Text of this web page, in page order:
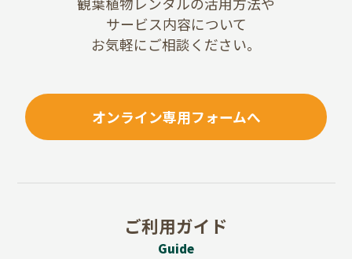
サービス内容について
お気軽にご相談ください。
オンライン専用フォームへ
ご利用ガイド
Guide